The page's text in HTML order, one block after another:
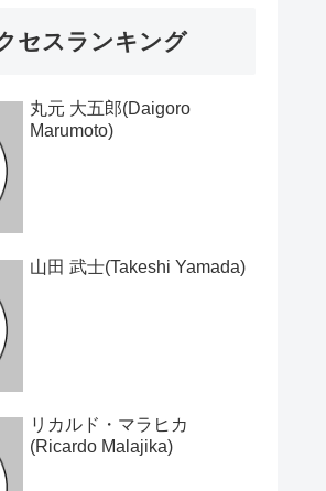
セスランキング
丸元 大五郎(Daigoro
Marumoto)
山田 武士(Takeshi Yamada)
リカルド・マラヒカ
(Ricardo Malajika)